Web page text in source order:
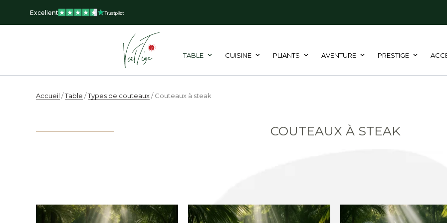
Excellent
TABLE CUISINE PLIANTS AVENTURE PRESTIGE
Accueil /Table /Types de couteaux/ Couteaux à steak
COUTEAUX À STEAK